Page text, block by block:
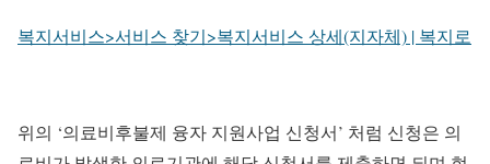
복지서비스>서비스 찾기>복지서비스 상세(지자체) | 복지로
위의 ‘의료비후불제 융자 지원사업 신청서’ 처럼 신청은 의